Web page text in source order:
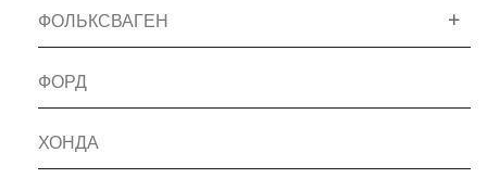
ФОЛЬКСВАГЕН
ФОРД
ХОНДА